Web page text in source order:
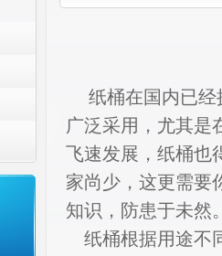
纸桶在国内已经
广泛采用，尤其是
飞速发展，纸桶也
家尚少，这更需要
知识，防患于未然
纸桶根据用途不